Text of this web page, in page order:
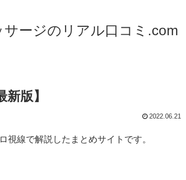
サージのリアル口コミ.com
版】
2022.06.21
視線で解説したまとめサイトです。